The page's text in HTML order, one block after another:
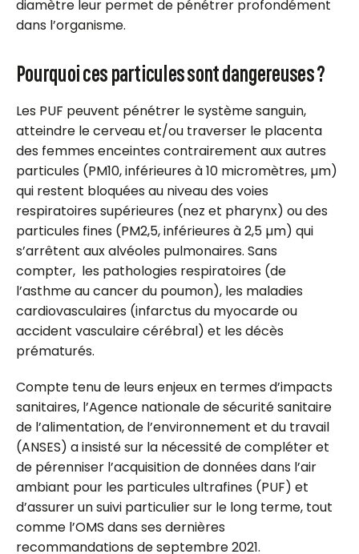
diamètre leur permet de pénétrer profondément
dans l’organisme.
Pourquoi ces particules sont dangereuses ?
Les PUF peuvent pénétrer le système sanguin,
atteindre le cerveau et/ou traverser le placenta
des femmes enceintes contrairement aux autres
particules (PM10, inférieures à 10 micromètres, µm)
qui restent bloquées au niveau des voies
respiratoires supérieures (nez et pharynx) ou des
particules fines (PM2,5, inférieures à 2,5 µm) qui
s’arrêtent aux alvéoles pulmonaires. Sans
compter, les pathologies respiratoires (de
l’asthme au cancer du poumon), les maladies
cardiovasculaires (infarctus du myocarde ou
accident vasculaire cérébral) et les décès
prématurés.
Compte tenu de leurs enjeux en termes d’impacts
sanitaires, l’Agence nationale de sécurité sanitaire
de l’alimentation, de l’environnement et du travail
(ANSES) a insisté sur la nécessité de compléter et
de pérenniser l’acquisition de données dans l’air
ambiant pour les particules ultrafines (PUF) et
d’assurer un suivi particulier sur le long terme, tout
comme l’OMS dans ses dernières
recommandations de septembre 2021.